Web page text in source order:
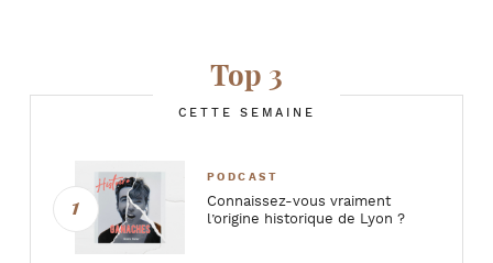
Top 3
CETTE SEMAINE
PODCAST
Connaissez-vous vraiment
l’origine historique de Lyon ?